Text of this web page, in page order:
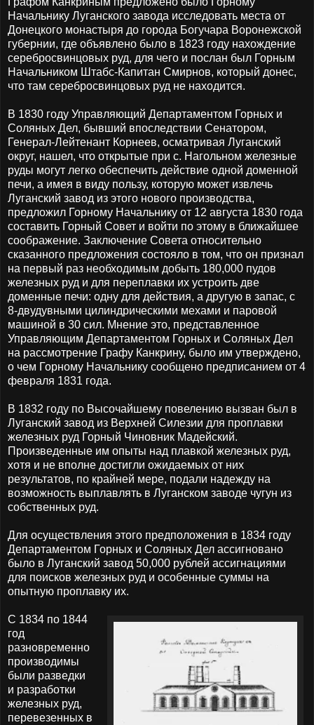
Начальнику Луганского завода исследовать места от
Донецкого монастыря до города Богучара Воронежской
губернии, где объявлено было в 1823 году нахождение
серебросвинцовых руд, для чего и послан был Горным
Начальником Штабс-Капитан Смирнов, который донес,
что там серебросвинцовых руд не находится.
В 1830 году Управляющий Департаментом Горных и
Соляных Дел, бывший впоследствии Сенатором,
Генерал-Лейтенант Корнеев, осматривая Луганский
округ, нашел, что открытые при с. Нагольном железные
руды могут легко обеспечить действие одной доменной
печи, а имея в виду пользу, которую может извлечь
Луганский завод из этого нового производства,
предложил Горному Начальнику от 12 августа 1830 года
составить Горный Совет и войти по этому в ближайшее
соображение. Заключение Совета относительно
сказанного предложения состояло в том, что он признал
на первый раз необходимым добыть 180,000 пудов
железных руд и для переплавки их устроить две
доменные печи: одну для действия, а другую в запас, с
8-двудувными цилиндрическими мехами и паровой
машиной в 30 сил. Мнение это, представленное
Управляющим Департаментом Горных и Соляных Дел
на рассмотрение Графу Канкрину, было им утверждено,
о чем Горному Начальнику сообщено предписанием от 4
февраля 1831 года.
В 1832 году по Высочайшему повелению вызван был в
Луганский завод из Верхней Силезии для проплавки
железных руд Горный Чиновник Мадейский.
Произведенные им опыты над плавкой железных руд,
хотя и не вполне достигли ожидаемых от них
результатов, по крайней мере, подали надежду на
возможность выплавлять в Луганском заводе чугун из
собственных руд.
Для осуществления этого предположения в 1834 году
Департаментом Горных и Соляных Дел ассигновано
было в Луганский завод 50,000 рублей ассигнациями
для поисков железных руд и особенные суммы на
опытную проплавку их.
С 1834 по 1844
год
разновременно
производимы
были разведки
и разработки
железных руд,
перевезенных в